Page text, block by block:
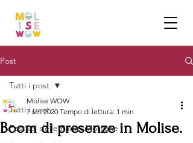
Post
Tutti i post
Festival delle Radici Molisane
Tutti i post
Boom di presenze in Molise.
Molise WOW
7 set 2020 Tempo di lettura: 1 min